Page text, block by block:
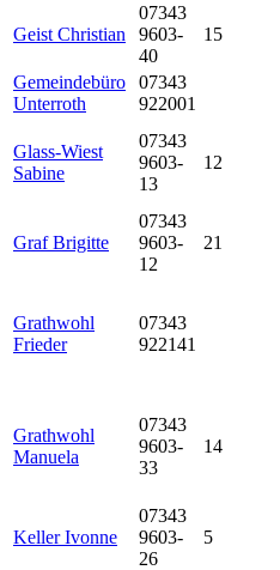
Geist Christian
07343
9603-
40
15
Gemeindebüro
Unterroth
07343
922001
Glass-Wiest
Sabine
07343
9603-
13
12
Graf Brigitte
07343
9603-
12
21
Grathwohl
Frieder
07343
922141
Grathwohl
Manuela
07343
9603-
33
14
Keller Ivonne
07343
9603-
26
5